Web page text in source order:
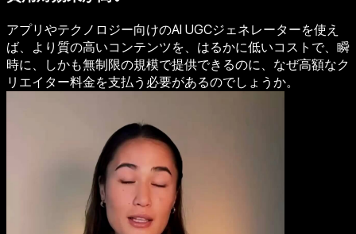
アプリやテクノロジー向けのAI UGCジェネレーターを使え
ば、より質の高いコンテンツを、はるかに低いコストで、瞬
時に、しかも無制限の規模で提供できるのに、なぜ高額なク
リエイター料金を支払う必要があるのでしょうか。